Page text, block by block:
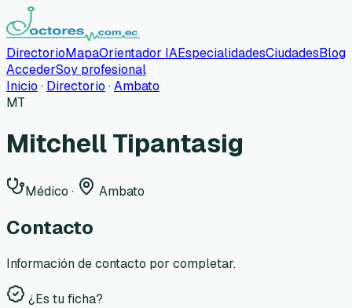
DirectorioMapaOrientador IAEspecialidadesCiudadesBlog
AccederSoy profesional
Inicio · Directorio ·Ambato
MT
Mitchell Tipantasig
Médico · Ambato
Contacto
Información de contacto por completar.
¿Es tu ficha?